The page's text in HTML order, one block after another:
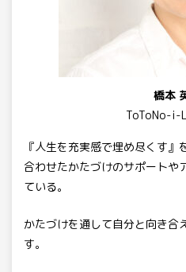
橋本
ToToNo-i-
『人生を充実感で埋め尽くす
合わせたかたづけのサポートや
ている。
かたづけを通して自分と向き合
す。